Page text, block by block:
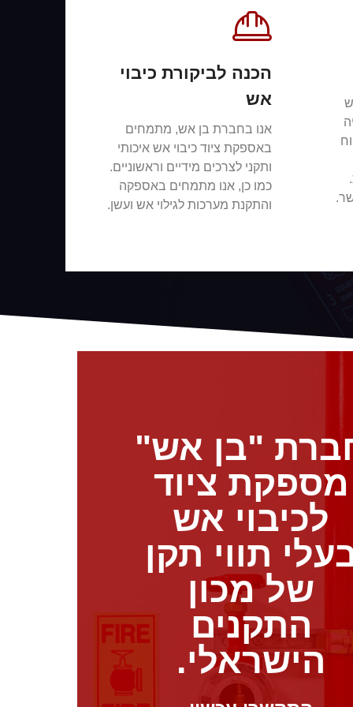
הכנה לביקורת כיבוי
אש
אנו בחברת בן אש, מתמחים
באספקת ציוד כיבוי אש איכותי
ותקני לצרכים מידיים וראשוניים.
כמו כן, אנו מתמחים באספקה
והתקנת מערכות לגילוי אש ועשן.
"בן אש"
מספקת ציוד
לכיבוי אש
תווי תקן
של מכון
התקנים
הישראלי.